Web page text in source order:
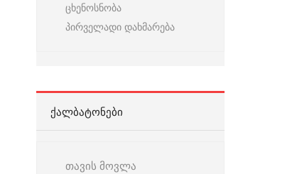
ცხენოსნობა
პირველადი დახმარება
ᲥᲐᲚᲑᲐᲢᲝᲜᲔᲑᲘ
თავის მოვლა